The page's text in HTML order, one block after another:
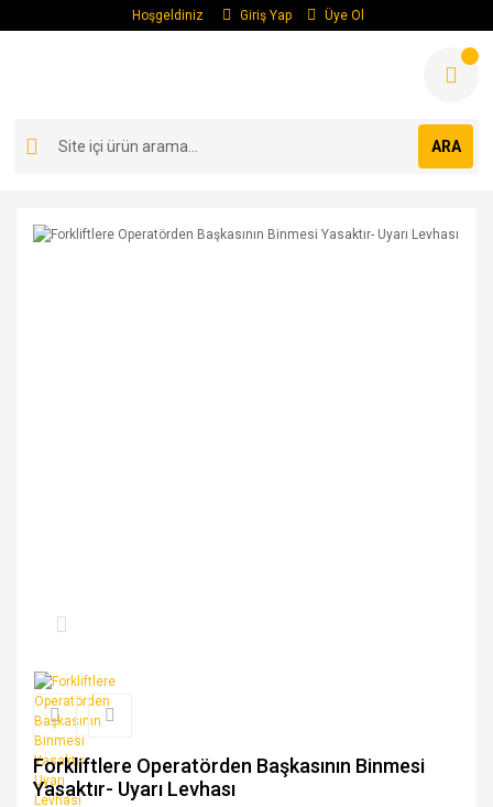
Hoşgeldiniz Giriş Yap Üye Ol
ARA
Forkliftlere Operatörden Başkasının Binmesi
Yasaktır- Uyarı Levhası